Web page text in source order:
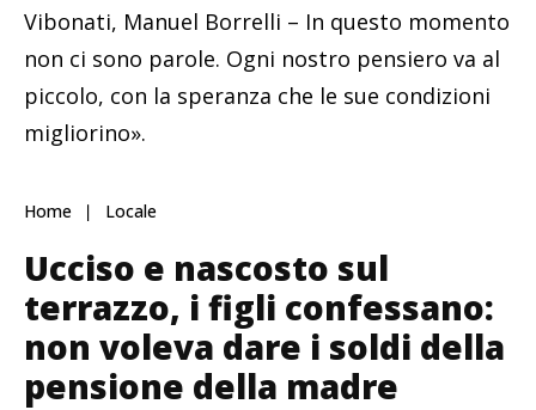
Vibonati, Manuel Borrelli – In questo momento
non ci sono parole. Ogni nostro pensiero va al
piccolo, con la speranza che le sue condizioni
migliorino».
Home Locale
Ucciso e nascosto sul
terrazzo, i figli confessano:
non voleva dare i soldi della
pensione della madre